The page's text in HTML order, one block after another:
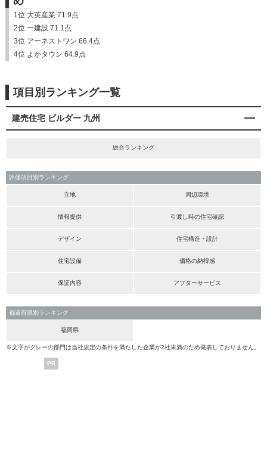
1位 大英産業 71.9点
2位 一建設 71.1点
3位 アーネストワン 66.4点
4位 よかタウン 64.9点
項目別ランキング一覧
建売住宅 ビルダー 九州
総合ランキング
評価項目別ランキング
立地 周辺環境
情報提供 引渡し時の住宅確認
デザイン 住宅構造・設計
住宅設備 価格の納得感
保証内容 アフターサービス
都道府県別ランキング
福岡県
※文字がグレーの部門は当社規定の条件を満たした企業が2社未満のため発表しておりません。
PR